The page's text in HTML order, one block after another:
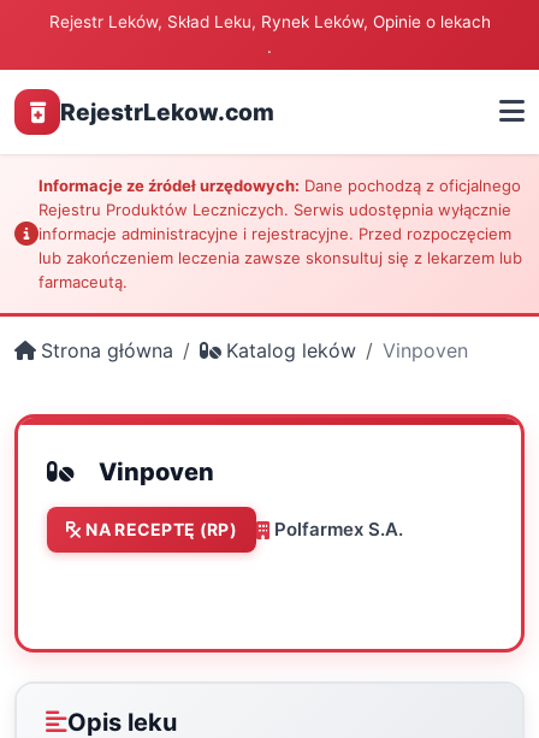
Rejestr Leków, Skład Leku, Rynek Leków, Opinie o lekach
.
RejestrLekow.com
Informacje ze źródeł urzędowych: Dane pochodzą z oficjalnego
Rejestru Produktów Leczniczych. Serwis udostępnia wyłącznie
informacje administracyjne i rejestracyjne. Przed rozpoczęciem
lub zakończeniem leczenia zawsze skonsultuj się z lekarzem lub
farmaceutą.
Strona główna Katalog leków Vinpoven
Vinpoven
NA RECEPTĘ (RP) Polfarmex S.A.
Opis leku